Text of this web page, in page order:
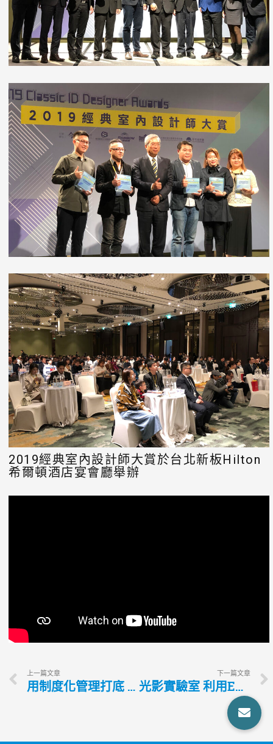
2019經典室內設計師大賞於台北新板Hilton
希爾頓酒店宴會廳舉辦
上一篇文章
用制度化管理打底 用設計力建立品牌知名度
下一篇文章
光影實驗室 利用EPSON投影科技為設計提案加分